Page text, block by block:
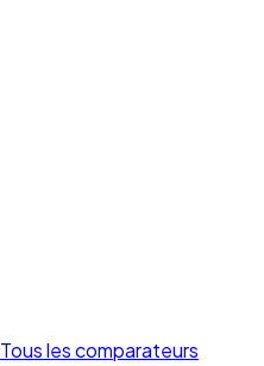
Tous les comparateurs